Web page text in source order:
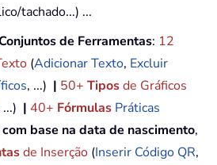
tachado...) ...
de Ferramentas: 12
(Adicionar Texto, Excluir
, ...) | 50+ Tiposde Gráficos
...) | 40+ Fórmulas Práticas
base na data de nascimento,
de Inserção (Inserir Código QR,